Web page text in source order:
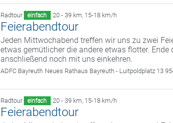
Radtour einfach 20 - 39 km, 15-18 km/h
Feierabendtour
Jeden Mittwochabend treffen wir uns zu zwei
etwas gemütlicher die andere etwas flotter. Ende
anschließend noch mit uns einkehren.
ADFC Bayreuth Neues Rathaus Bayreuth - Luitpoldplatz 13
Radtour einfach 20 - 39 km, 15-18 km/h
Feierabendtour